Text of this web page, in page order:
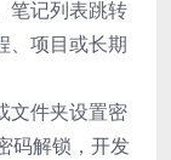
笔记列表跳转
、项目或长期
文件夹设置密
码解锁，开发